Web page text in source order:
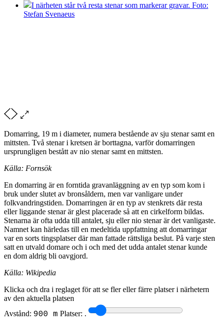
I närheten står två resta stenar som markerar gravar. Foto:
Stefan Svenaeus
Domarring, 19 m i diameter, numera bestående av sju stenar samt en
mittsten. Två stenar i kretsen är borttagna, varför domarringen
ursprungligen bestått av nio stenar samt en mittsten.
Källa: Fornsök
En domarring är en forntida gravanläggning av en typ som kom i
bruk under slutet av bronsåldern, men var vanligare under
folkvandringstiden. Domarringen är en typ av stenkrets där resta
eller liggande stenar är glest placerade så att en cirkelform bildas.
Stenarna är ofta udda till antalet, sju eller nio stenar är det vanligaste.
Namnet kan härledas till en medeltida uppfattning att domarringar
var en sorts tingsplatser där man fattade rättsliga beslut. På varje sten
satt en utvald domare och i och med det udda antalet stenar kunde
en dom aldrig bli oavgjord.
Källa: Wikipedia
Klicka och dra i reglaget för att se fler eller färre platser i närhetern
av den aktuella platsen
Avstånd: 900 m Platser: .